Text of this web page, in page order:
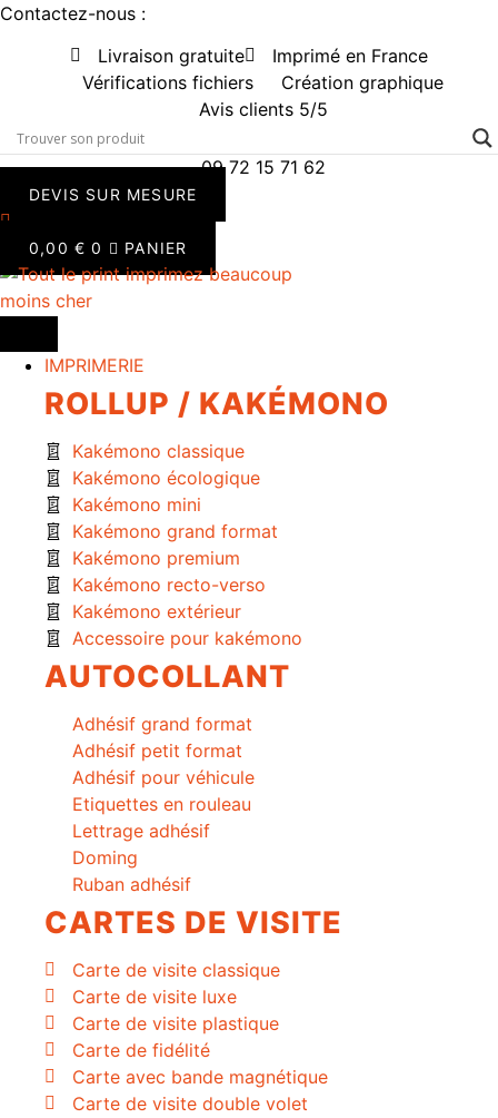
Aller
Contactez-nous :
Livraison gratuite
Imprimé en France
Vérifications fichiers
Création graphique
Avis clients 5/5
09 72 15 71 62
DEVIS SUR MESURE
0,00 € 0 PANIER
IMPRIMERIE
ROLLUP / KAKÉMONO
Kakémono classique
Kakémono écologique
Kakémono mini
Kakémono grand format
Kakémono premium
Kakémono recto-verso
Kakémono extérieur
Accessoire pour kakémono
AUTOCOLLANT
Adhésif grand format
Adhésif petit format
Adhésif pour véhicule
Etiquettes en rouleau
Lettrage adhésif
Doming
Ruban adhésif
CARTES DE VISITE
Carte de visite classique
Carte de visite luxe
Carte de visite plastique
Carte de fidélité
Carte avec bande magnétique
Carte de visite double volet